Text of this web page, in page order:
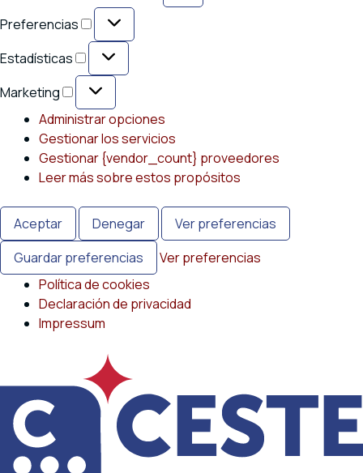
Preferencias
Preferencias
Estadísticas Estadísticas
Marketing
Marketing
Administrar opciones
Gestionar los servicios
Gestionar {vendor_count} proveedores
Leer más sobre estos propósitos
Aceptar Denegar
Ver preferencias
Guardar preferencias
Ver preferencias
Política de cookies
Declaración de privacidad
Impressum
contenido